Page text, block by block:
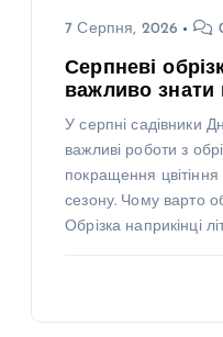
7 Серпня, 2026
Серпневі
важливо
У серпні садівники
важливі роботи з
покращення
сезону. Чому варто
Обрізка наприкінці